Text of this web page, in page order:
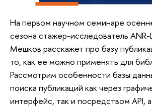
На первом научном семинаре
сезона стажер-исследователь
Мешков расскажет про базу
то, как ее можно применять для
Рассмотрим особенности базы
поиска публикаций как через
интерфейс, так и посредством API,